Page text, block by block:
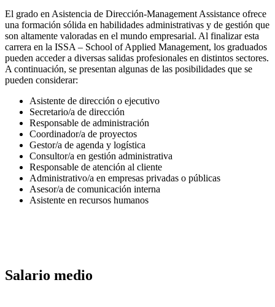
El grado en Asistencia de Dirección-Management Assistance ofrece
una formación sólida en habilidades administrativas y de gestión que
son altamente valoradas en el mundo empresarial. Al finalizar esta
carrera en la ISSA – School of Applied Management, los graduados
pueden acceder a diversas salidas profesionales en distintos sectores.
A continuación, se presentan algunas de las posibilidades que se
pueden considerar:
Asistente de dirección o ejecutivo
Secretario/a de dirección
Responsable de administración
Coordinador/a de proyectos
Gestor/a de agenda y logística
Consultor/a en gestión administrativa
Responsable de atención al cliente
Administrativo/a en empresas privadas o públicas
Asesor/a de comunicación interna
Asistente en recursos humanos
Salario medio